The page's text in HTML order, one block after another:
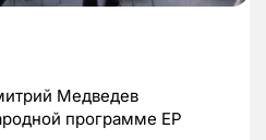
Медведев
программе ЕР